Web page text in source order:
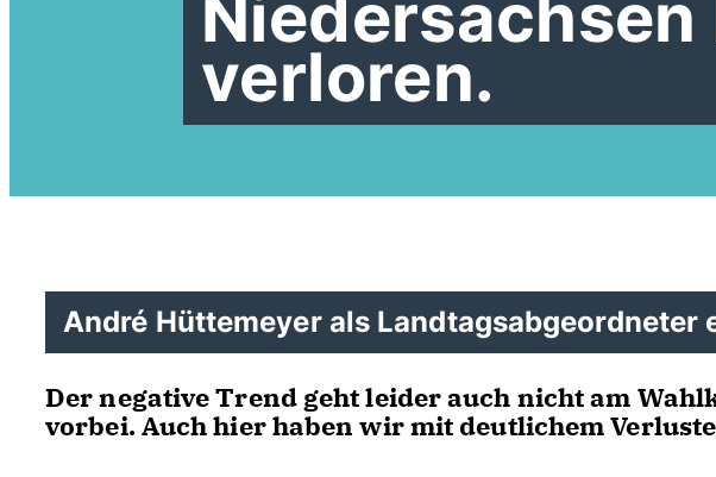
Niedersachsen
verloren.
André Hüttemeyer als
Der negative Trend geht leider auch nicht am
vorbei. Auch hier haben wir mit deutlichem